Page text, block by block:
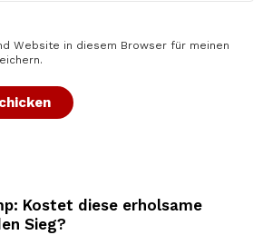
Website in diesem Browser für meinen
Kostet diese erholsame
Sieg?